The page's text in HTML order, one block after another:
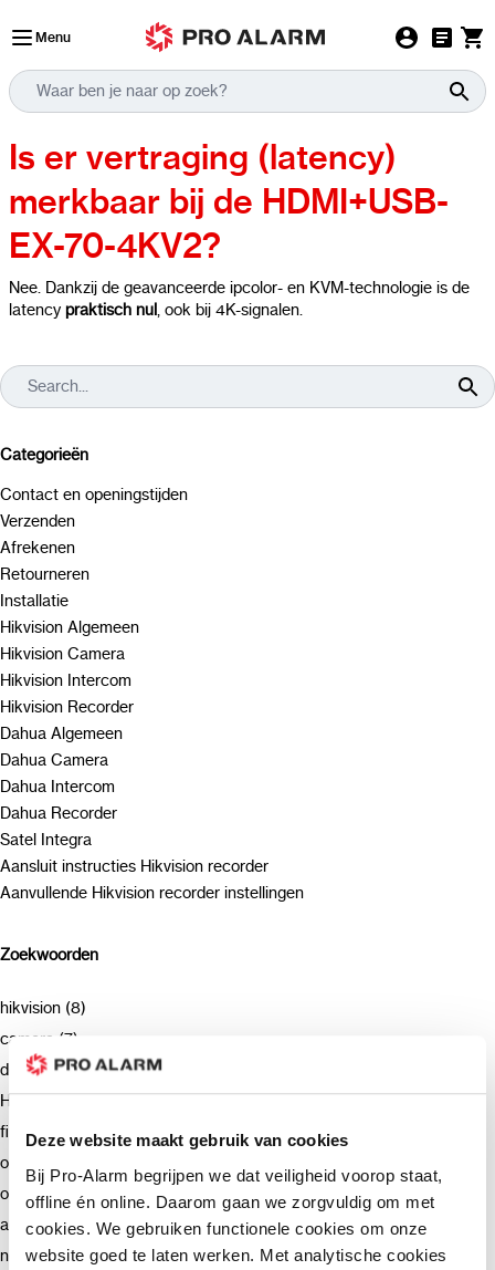
Deze website maakt gebruik van cookies
Bij Pro-Alarm begrijpen we dat veiligheid voorop staat,
offline én online. Daarom gaan we zorgvuldig om met
cookies. We gebruiken functionele cookies om onze
website goed te laten werken. Met analytische cookies
Menu
Is er vertraging (latency)
merkbaar bij de HDMI+USB-
EX-70-4KV2?
Nee. Dankzij de geavanceerde ipcolor- en KVM-technologie is de
latency praktisch nul, ook bij 4K-signalen.
Categorieën
Contact en openingstijden
Verzenden
Afrekenen
Retourneren
Installatie
Hikvision Algemeen
Hikvision Camera
Hikvision Intercom
Hikvision Recorder
Dahua Algemeen
Dahua Camera
Dahua Intercom
Dahua Recorder
Satel Integra
Aansluit instructies Hikvision recorder
Aanvullende Hikvision recorder instellingen
Zoekwoorden
hikvision (8)
camera (7)
deurbel (4)
Hikvision (3)
firmware (3)
ondersteuning (2)
opnemen (2)
advies (2)
netwerkrecorder (2)